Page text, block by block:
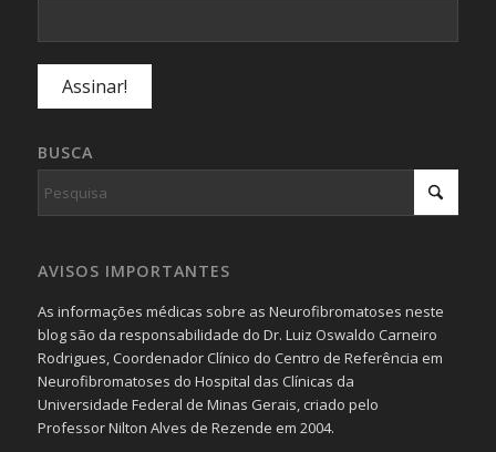
BUSCA
AVISOS IMPORTANTES
As informações médicas sobre as Neurofibromatoses neste
blog são da responsabilidade do Dr. Luiz Oswaldo Carneiro
Rodrigues, Coordenador Clínico do Centro de Referência em
Neurofibromatoses do Hospital das Clínicas da
Universidade Federal de Minas Gerais, criado pelo
Professor Nilton Alves de Rezende em 2004.